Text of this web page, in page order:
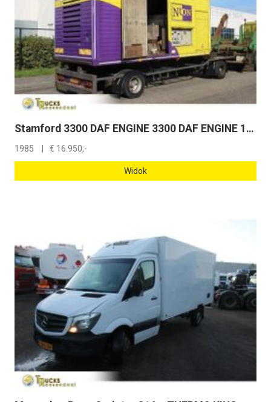
Stamford 3300 DAF ENGINE 3300 DAF ENGINE 175KVA GEN
1985 € 16.950,-
Widok